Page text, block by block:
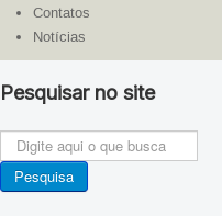
Contatos
Notícias
Pesquisar no site
Pesquisa
FE
Pesquisa